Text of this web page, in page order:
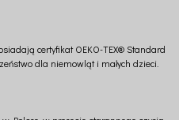
certyfikat OEKO-TEX® Standard
dla niemowląt i małych dzieci.